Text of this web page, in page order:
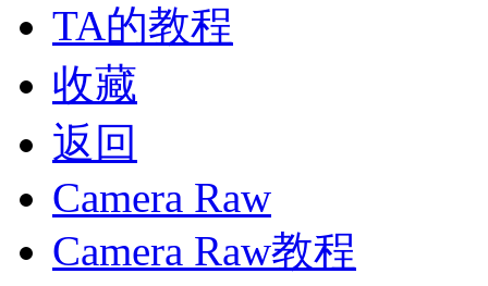
TA的教程
收藏
返回
Camera Raw
Camera Raw教程